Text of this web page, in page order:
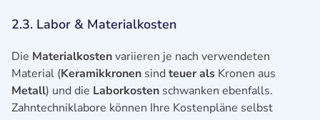
2.3. Labor & Materialkosten
Die Materialkostenvariieren je nach verwendeten
Material (Keramikkronen sindteuer als Kronen aus
Metall) und die Laborkosten schwanken ebenfalls.
Zahntechniklabore können Ihre Kostenpläne selbst